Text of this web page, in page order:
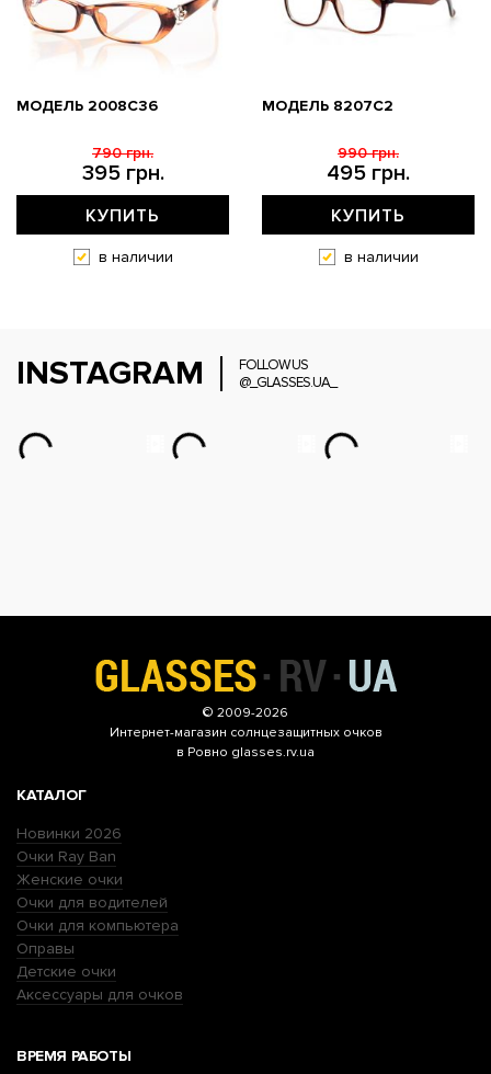
МОДЕЛЬ 2008C36
395 грн.
790 грн.
КУПИТЬ
в наличии
МОДЕЛЬ 8207C2
495 грн.
990 грн.
КУПИТЬ
в наличии
INSTAGRAM
FOLLOW US
@_GLASSES.UA_
© 2009-2026
Интернет-магазин солнцезащитных очков
в Ровно glasses.rv.ua
КАТАЛОГ
Новинки 2026
Очки Ray Ban
Женские очки
Очки для водителей
Очки для компьютера
Оправы
Детские очки
Аксессуары для очков
ВРЕМЯ РАБОТЫ